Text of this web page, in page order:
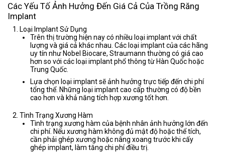
Các Yếu Tố Ảnh Hưởng Đến Giá Cả Của Trồng Răng
Implant
Loại Implant Sử Dụng
Trên thị trường hiện nay có nhiều loại implant với chất
lượng và giá cả khác nhau. Các loại implant của các hãng
uy tín như Nobel Biocare, Straumann thường có giá cao
hơn so với các loại implant phổ thông từ Hàn Quốc hoặc
Trung Quốc.
Lựa chọn loại implant sẽ ảnh hưởng trực tiếp đến chi phí
tổng thể. Những loại implant cao cấp thường có độ bền
cao hơn và khả năng tích hợp xương tốt hơn.
Tình Trạng Xương Hàm
Tình trạng xương hàm của bệnh nhân ảnh hưởng lớn đến
chi phí. Nếu xương hàm không đủ mật độ hoặc thể tích,
cần phải ghép xương hoặc nâng xoang trước khi cấy
ghép implant, làm tăng chi phí điều trị.